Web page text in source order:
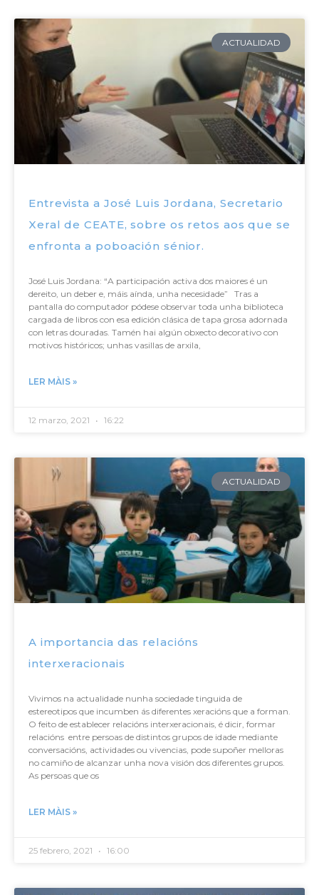
ACTUALIDAD
Entrevista a José Luis Jordana, Secretario
Xeral de CEATE, sobre os retos aos que se
enfronta a poboación sénior.
José Luis Jordana: “A participación activa dos maiores é un
dereito, un deber e, máis aínda, unha necesidade” Tras a
pantalla do computador pódese observar toda unha biblioteca
cargada de libros con esa edición clásica de tapa grosa adornada
con letras douradas. Tamén hai algún obxecto decorativo con
motivos históricos; unhas vasillas de arxila,
LER MÀIS »
12 marzo, 2021 16:22
ACTUALIDAD
A importancia das relacións
interxeracionais
Vivimos na actualidade nunha sociedade tinguida de
estereotipos que incumben ás diferentes xeracións que a forman.
O feito de establecer relacións interxeracionais, é dicir, formar
relacións entre persoas de distintos grupos de idade mediante
conversacións, actividades ou vivencias, pode supoñer melloras
no camiño de alcanzar unha nova visión dos diferentes grupos.
As persoas que os
LER MÀIS »
25 febrero, 2021 16:00